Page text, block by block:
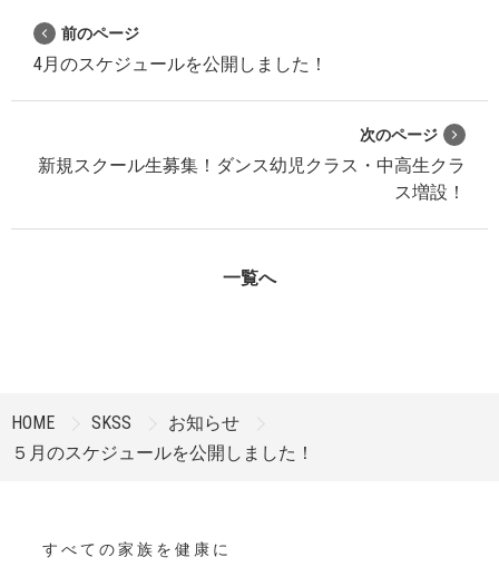
前のページ
4月のスケジュールを公開しました！
次のページ
新規スクール生募集！ダンス幼児クラス・中高生クラ
ス増設！
一覧へ
HOME SKSS
お知らせ
５月のスケジュールを公開しました！
す べ て の 家 族 を 健 康 に